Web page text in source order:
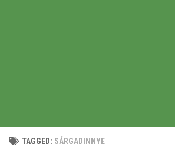
TAGGED: SÁRGADINNYE